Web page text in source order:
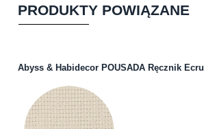
PRODUKTY POWIĄZANE
Abyss & Habidecor POUSADA Ręcznik Ecru